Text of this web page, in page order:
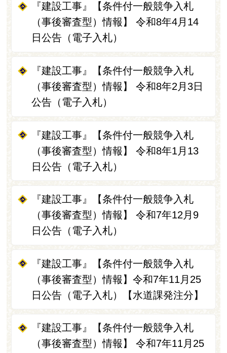
『建設工事』【条件付一般競争入札
（事後審査型）情報】 令和8年4月14
日公告（電子入札）
『建設工事』【条件付一般競争入札
（事後審査型）情報】 令和8年2月3日
公告（電子入札）
『建設工事』【条件付一般競争入札
（事後審査型）情報】 令和8年1月13
日公告（電子入札）
『建設工事』【条件付一般競争入札
（事後審査型）情報】 令和7年12月9
日公告（電子入札）
『建設工事』【条件付一般競争入札
（事後審査型）情報】令和7年11月25
日公告（電子入札）【水道課発注分】
『建設工事』【条件付一般競争入札
（事後審査型）情報】 令和7年11月25